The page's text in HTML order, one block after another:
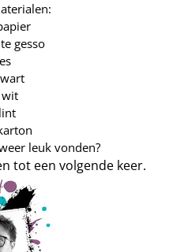
gesso
wit
leuk vonden?
tot een volgende keer.